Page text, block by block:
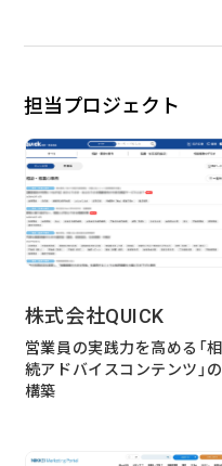
Works
実績・事例
事例紹介
Recruit
採用情報
担当プロジェクト
株式会社QUICK
営業員の実践力を高める「相
続アドバイスコンテンツ」の
構築